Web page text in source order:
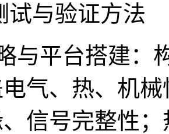
试与验证方法
与平台搭建：
气、热、机
信号完整性